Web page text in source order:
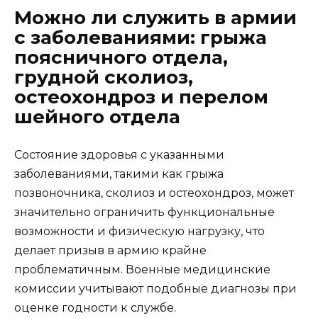
Можно ли служить в армии
с заболеваниями: грыжа
поясничного отдела,
грудной сколиоз,
остеохондроз и перелом
шейного отдела
Состояние здоровья с указанными
заболеваниями, такими как грыжа
позвоночника, сколиоз и остеохондроз, может
значительно ограничить функциональные
возможности и физическую нагрузку, что
делает призыв в армию крайне
проблематичным. Военные медицинские
комиссии учитывают подобные диагнозы при
оценке годности к службе.